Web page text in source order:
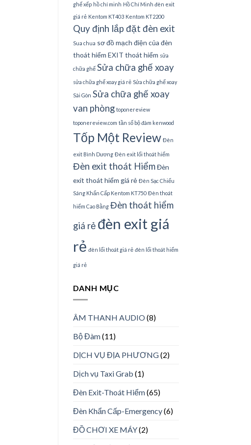
ghế xếp hồ chí minh Hồ Chí Minh đèn exit
giá rẻ Kentom KT403 Kentom KT2200
Quy định lắp đặt đèn exit
Sua chua sơ đồ mạch điện của đèn
thoát hiểm EXIT thoát hiểm sửa
chữa ghế Sửa chữa ghế xoay
sửa chữa ghế xoay giá rẻ Sửa chữa ghế xoay
Sài Gòn Sửa chữa ghế xoay
van phòng toponereview
toponereview.com tần số bộ đàm kenwood
Tốp Một Review Đèn
exit Bình Dương Đèn exit lối thoát hiểm
Đèn exit thoát Hiểm Đèn
exit thoát hiểm giá rẻ Đèn Sạc Chiếu
Sáng Khẩn Cấp Kentom KT750 Đèn thoát
hiểm Cao Bằng Đèn thoát hiểm
giá rẻ đèn exit giá
rẻ đèn lối thoát giá rẻ đèn lối thoát hiểm
giá rẻ
DANH MỤC
ÂM THANH AUDIO(8)
Bộ Đàm(11)
DỊCH VỤ ĐỊA PHƯƠNG(2)
Dịch vụ Taxi Grab (1)
Đèn Exit-Thoát Hiểm(65)
Đèn Khẩn Cấp-Emergency(6)
ĐỒ CHƠI XE MÁY(2)